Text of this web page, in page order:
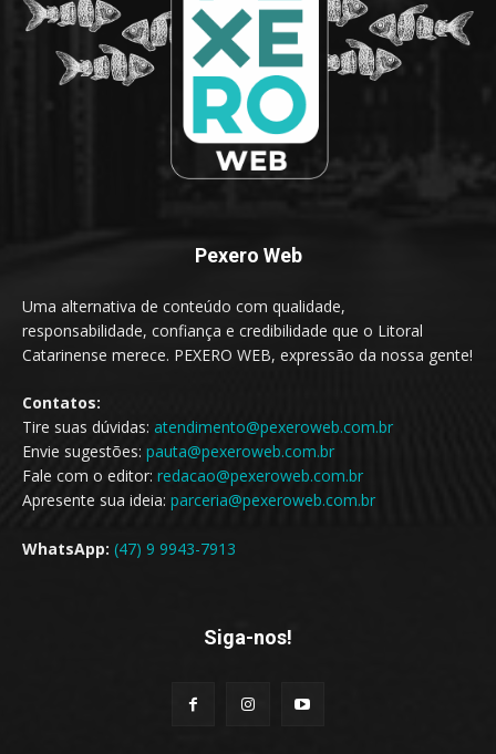
Pexero Web
Uma alternativa de conteúdo com qualidade,
responsabilidade, confiança e credibilidade que o Litoral
Catarinense merece. PEXERO WEB, expressão da nossa gente!
Contatos:
Tire suas dúvidas: atendimento@pexeroweb.com.br
Envie sugestões: pauta@pexeroweb.com.br
Fale com o editor: redacao@pexeroweb.com.br
Apresente sua ideia: parceria@pexeroweb.com.br
WhatsApp: (47) 9 9943-7913
Siga-nos!